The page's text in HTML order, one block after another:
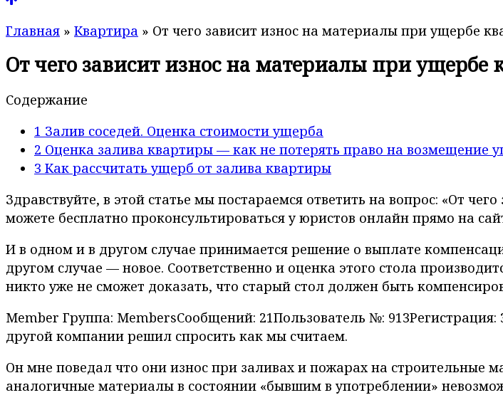
Главная » Квартира » От чего зависит износ на материалы при ущербе
От чего зависит износ на материалы при ущербе
Содержание
1 Залив соседей. Оценка стоимости ущерба
2 Оценка залива квартиры — как не потерять право на возмещение
3 Как рассчитать ущерб от залива квартиры
Здравствуйте, в этой статье мы постараемся ответить на вопрос: «От
можете бесплатно проконсультироваться у юристов онлайн прямо на
И в одном и в другом случае принимается решение о выплате
другом случае — новое. Соответственно и оценка этого стола
никто уже не сможет доказать, что старый стол должен быть
Member Группа: MembersСообщений: 21Пользователь №:
другой компании решил спросить как мы считаем.
Он мне поведал что они износ при заливах и пожарах на строительные
аналогичные материалы в состоянии «бывшим в употреблении»